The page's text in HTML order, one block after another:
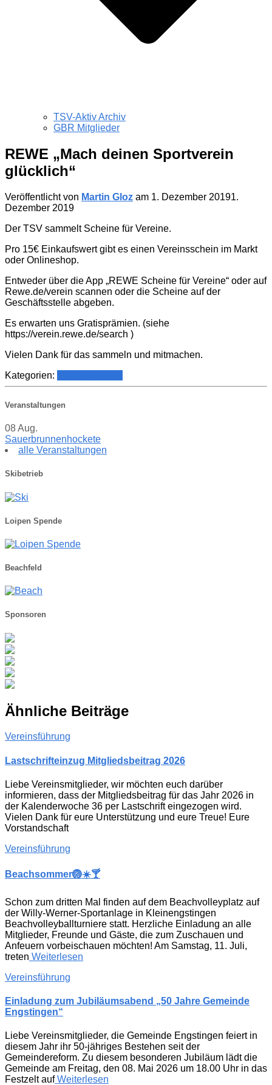
TSV-Aktiv Archiv
GBR Mitglieder
REWE „Mach deinen Sportverein
glücklich“
Veröffentlicht von Martin Gloz am 1. Dezember 20191.
Dezember 2019
Der TSV sammelt Scheine für Vereine.
Pro 15€ Einkaufswert gibt es einen Vereinsschein im Markt
oder Onlineshop.
Entweder über die App „REWE Scheine für Vereine“ oder auf
Rewe.de/verein scannen oder die Scheine auf der
Geschäftsstelle abgeben.
Es erwarten uns Gratisprämien. (siehe
https://verein.rewe.de/search )
Vielen Dank für das sammeln und mitmachen.
Kategorien:
Veranstaltungen
08Aug.
Sauerbrunnenhockete
alle Veranstaltungen
Skibetrieb
Loipen Spende
Beachfeld
Sponsoren
Ähnliche Beiträge
Vereinsführung
Lastschrifteinzug Mitgliedsbeitrag 2026
Liebe Vereinsmitglieder, wir möchten euch darüber
informieren, dass der Mitgliedsbeitrag für das Jahr 2026 in
der Kalenderwoche 36 per Lastschrift eingezogen wird.
Vielen Dank für eure Unterstützung und eure Treue! Eure
Vorstandschaft
Vereinsführung
Beachsommer🏐☀️🍸
Schon zum dritten Mal finden auf dem Beachvolleyplatz auf
der Willy-Werner-Sportanlage in Kleinengstingen
Beachvolleyballturniere statt. Herzliche Einladung an alle
Mitglieder, Freunde und Gäste, die zum Zuschauen und
Anfeuern vorbeischauen möchten! Am Samstag, 11. Juli,
treten Weiterlesen
Vereinsführung
Einladung zum Jubiläumsabend „50 Jahre Gemeinde
Engstingen“
Liebe Vereinsmitglieder, die Gemeinde Engstingen feiert in
diesem Jahr ihr 50-jähriges Bestehen seit der
Gemeindereform. Zu diesem besonderen Jubiläum lädt die
Gemeinde am Freitag, den 08. Mai 2026 um 18.00 Uhr in das
Festzelt aufWeiterlesen